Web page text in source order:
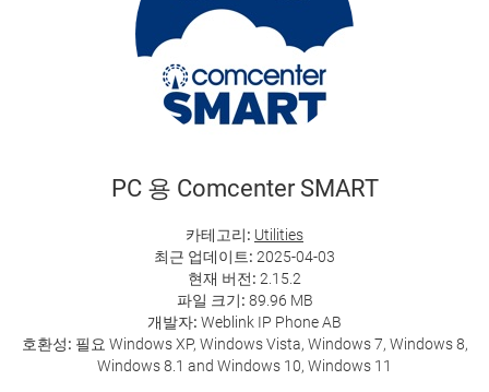
PC 용 Comcenter SMART
카테고리: Utilities
최근 업데이트: 2025-04-03
현재 버전: 2.15.2
파일 크기: 89.96 MB
개발자: Weblink IP Phone AB
호환성: 필요 Windows XP, Windows Vista, Windows 7, Windows 8,
Windows 8.1 and Windows 10, Windows 11